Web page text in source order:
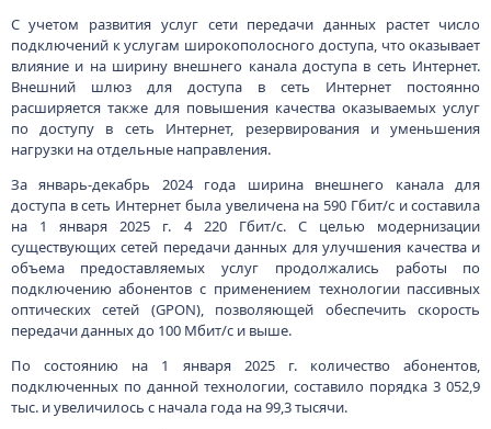
С учетом развития услуг сети передачи данных растет число
подключений к услугам широкополосного доступа, что оказывает
влияние и на ширину внешнего канала доступа в сеть Интернет.
Внешний шлюз для доступа в сеть Интернет постоянно
расширяется также для повышения качества оказываемых услуг
по доступу в сеть Интернет, резервирования и уменьшения
нагрузки на отдельные направления.
За январь-декабрь 2024 года ширина внешнего канала для
доступа в сеть Интернет была увеличена на 590 Гбит/с и составила
на 1 января 2025 г. 4 220 Гбит/с. С целью модернизации
существующих сетей передачи данных для улучшения качества и
объема предоставляемых услуг продолжались работы по
подключению абонентов с применением технологии пассивных
оптических сетей (GPON), позволяющей обеспечить скорость
передачи данных до 100 Мбит/с и выше.
По состоянию на 1 января 2025 г. количество абонентов,
подключенных по данной технологии, составило порядка 3 052,9
тыс. и увеличилось с начала года на 99,3 тысячи.